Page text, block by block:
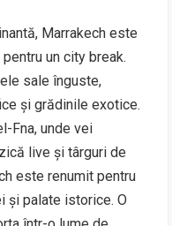
Marrakech este
un city break.
sale înguste,
și grădinile exotice.
Fna, unde vei
live și târguri de
este renumit pentru
și palate istorice. O